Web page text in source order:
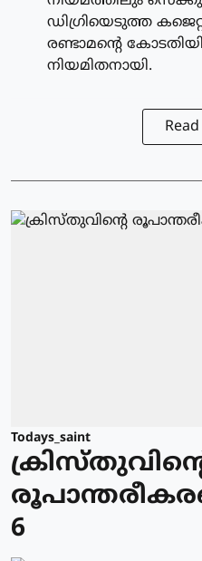
ഡിഗ്രിയെടുത്ത
രണ്ടാമന്റെ
നിയമിതനായി.
Todays_saint
6